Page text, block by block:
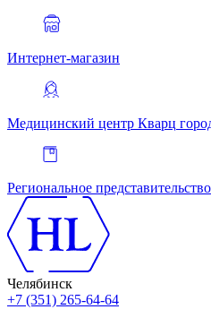
Интернет-магазин
Медицинский центр Кварц
Региональное представительство
Челябинск
+7 (351) 265-64-64